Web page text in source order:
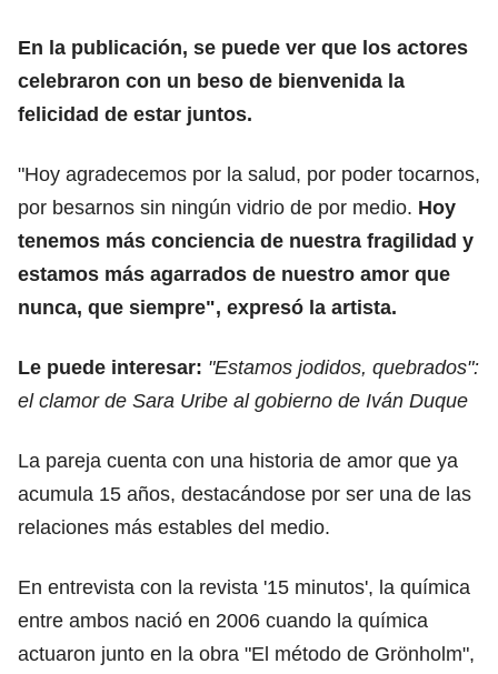
En la publicación, se puede ver que los actores
celebraron con un beso de bienvenida la
felicidad de estar juntos.
"Hoy agradecemos por la salud, por poder tocarnos,
por besarnos sin ningún vidrio de por medio. Hoy
tenemos más conciencia de nuestra fragilidad y
estamos más agarrados de nuestro amor que
nunca, que siempre", expresó la artista.
Le puede interesar: "Estamos jodidos, quebrados":
el clamor de Sara Uribe al gobierno de Iván Duque
La pareja cuenta con una historia de amor que ya
acumula 15 años, destacándose por ser una de las
relaciones más estables del medio.
En entrevista con la revista '15 minutos', la química
entre ambos nació en 2006 cuando la química
actuaron junto en la obra "El método de Grönholm",